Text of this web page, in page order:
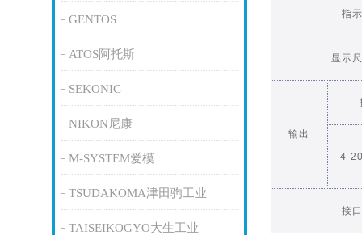
GENTOS
ATOS阿托斯
SEKONIC
NIKON尼康
M-SYSTEM爱模
TSUDAKOMA津田驹工业
TAISEIKOGYO大生工业
指
显示
输出
4-
接